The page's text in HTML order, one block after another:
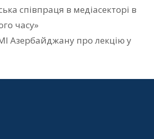
співпраця в медіасекторі в
часу»
Азербайджану про лекцію у